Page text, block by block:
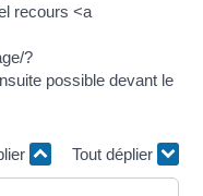
recours <a
?
possible devant le
Tout déplier